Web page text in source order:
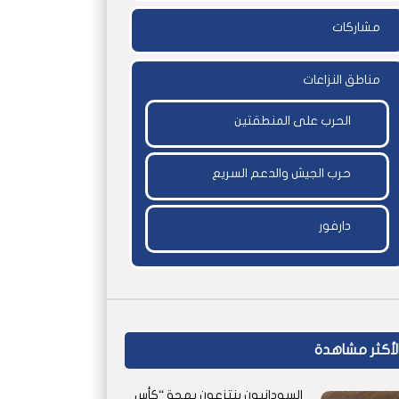
مشاركات
مناطق النزاعات
الحرب على المنطقتين
حرب الجيش والدعم السريع
دارفور
مشاهدة
السودانيون ينتزعون بهجة “كأس